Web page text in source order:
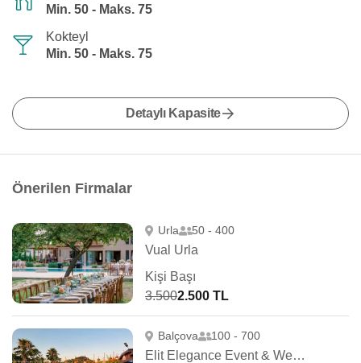
Min. 50 - Maks. 75
Kokteyl
Min. 50 - Maks. 75
Detaylı Kapasite
Önerilen Firmalar
Urla 50 - 400
Vual Urla
Kişi Başı
3.5002.500 TL
Balçova 100 - 700
Elit Elegance Event & Wedding